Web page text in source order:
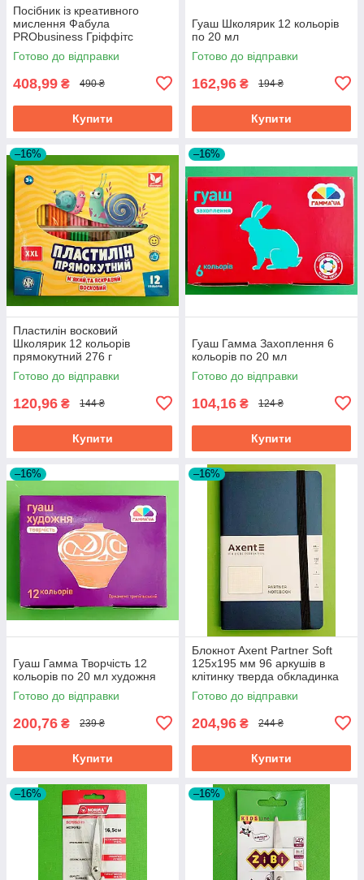
Посібник із креативного
мислення Фабула
PRObusiness Гріффітс
фіолетова
Готово до відправки
408,99 ₴ 490 ₴
Купити
Гуаш Школярик 12 кольорів
по 20 мл
Готово до відправки
162,96 ₴ 194 ₴
Купити
–16%
Пластилін восковий
Школярик 12 кольорів
прямокутний 276 г
Готово до відправки
120,96 ₴ 144 ₴
Купити
–16%
Гуаш Гамма Захоплення 6
кольорів по 20 мл
Готово до відправки
104,16 ₴ 124 ₴
Купити
–16%
Гуаш Гамма Творчість 12
кольорів по 20 мл художня
Готово до відправки
200,76 ₴ 239 ₴
Купити
–16%
Блокнот Axent Partner Soft
125х195 мм 96 аркушів в
клітинку тверда обкладинка
синій
Готово до відправки
204,96 ₴ 244 ₴
Купити
–16% –16%